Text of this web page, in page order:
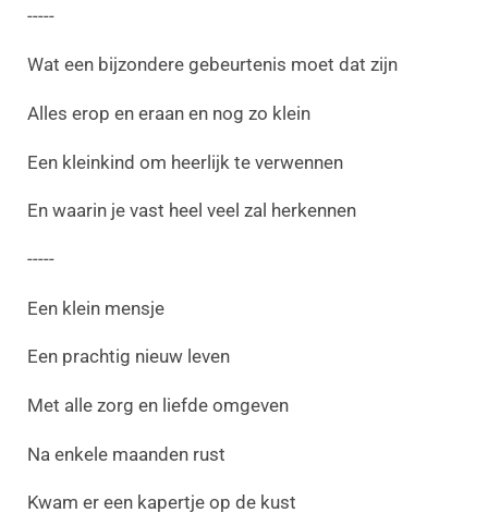
-----
Wat een bijzondere gebeurtenis moet dat zijn
Alles erop en eraan en nog zo klein
Een kleinkind om heerlijk te verwennen
En waarin je vast heel veel zal herkennen
-----
Een klein mensje
Een prachtig nieuw leven
Met alle zorg en liefde omgeven
Na enkele maanden rust
Kwam er een kapertje op de kust